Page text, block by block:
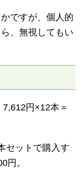
ですが、個人的
、無視してもい
円×12本＝
セットで購入す
円。